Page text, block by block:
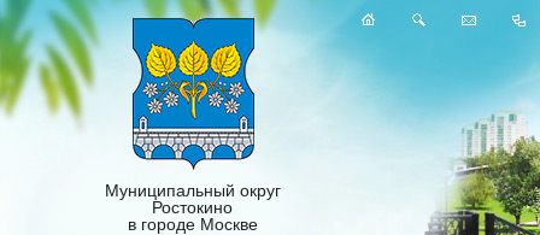
Муниципальный округ
Ростокино
в городе Москве